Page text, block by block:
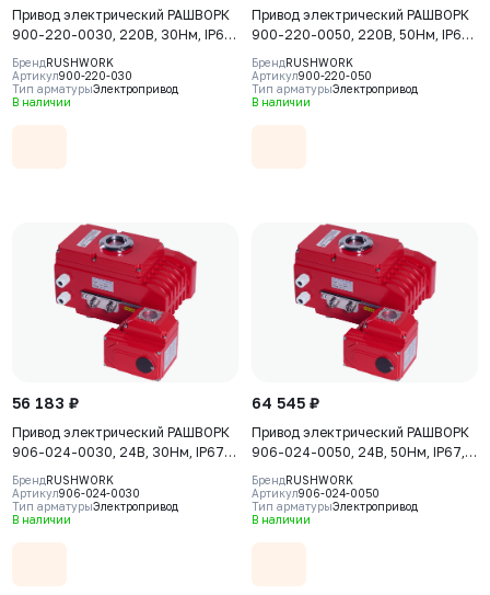
Привод электрический РАШВОРК
900-220-0030, 220В, 30Нм, IP67,
20сек
БрендRUSHWORK
Артикул900-220-030
Тип арматурыЭлектропривод
В наличии
Привод электрический РАШВОРК
900-220-0050, 220В, 50Нм, IP67,
30сек
БрендRUSHWORK
Артикул900-220-050
Тип арматурыЭлектропривод
В наличии
56 183 ₽
Привод электрический РАШВОРК
906-024-0030, 24В, 30Нм, IP67,
20сек
БрендRUSHWORK
Артикул906-024-0030
Тип арматурыЭлектропривод
В наличии
64 545 ₽
Привод электрический РАШВОРК
906-024-0050, 24В, 50Нм, IP67,
30сек
БрендRUSHWORK
Артикул906-024-0050
Тип арматурыЭлектропривод
В наличии